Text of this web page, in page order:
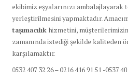
ekibimiz eşyalarınızı ambalajlayarak
yerleştirilmesini yapmaktadır.
taşımacılık hizmetini,
zamanında istediği şekilde kaliteden
karşılamaktır.
0532 407 32 26 – 0216 416 91 51 -0537